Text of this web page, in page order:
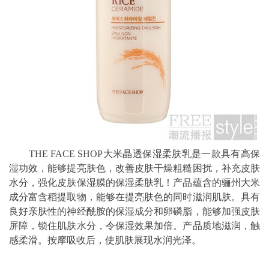
THE FACE SHOP大米晶透保湿柔肤乳是一款具有高保
湿功效，能够提亮肤色，改善皮肤干燥粗糙困扰，补充皮肤
水分，强化皮肤保湿膜的保湿柔肤乳！产品蕴含的骊州大米
成分富含稻提取物，能够在提亮肤色的同时滋润肌肤。具有
良好亲肤性的神经酰胺的保湿成分和卵磷脂，能够加强皮肤
屏障，锁住肌肤水分，令保湿效果加倍。产品质地滋润，触
感柔滑。按摩吸收后，使肌肤展现水润光泽。